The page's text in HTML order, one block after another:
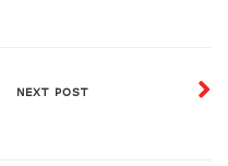
NEXT POST